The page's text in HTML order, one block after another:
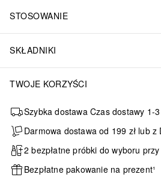
STOSOWANIE
SKŁADNIKI
TWOJE KORZYŚCI
Szybka dostawa Czas dostawy 1-
Darmowa dostawa od 199 zł lub
2 bezpłatne próbki do wyboru przy
Bezpłatne pakowanie na prezent¹